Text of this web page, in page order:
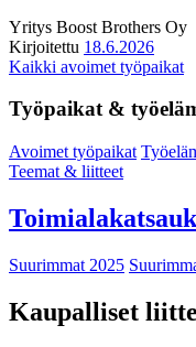
Yritys Boost Brothers Oy
Kirjoitettu 18.6.2026
Kaikki avoimet työpaikat
Työpaikat &
Avoimet työpaikat
Teemat & liitteet
Suurimmat 2025
Kaupalliset